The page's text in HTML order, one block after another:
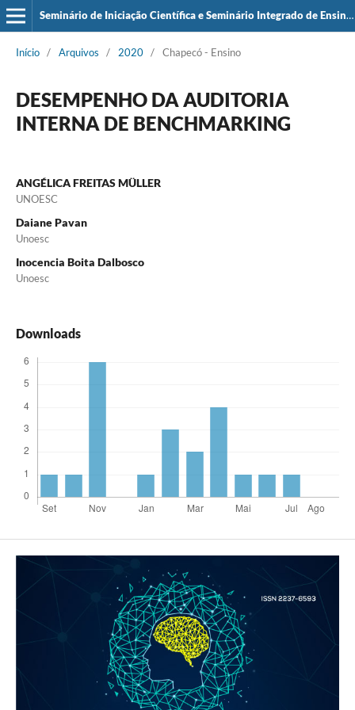
Seminário de Iniciação Científica e Seminário Integrado de Ensino, Pesquisa e Extensão (SIEPE)
Início / Arquivos / 2020 / Chapecó - Ensino
DESEMPENHO DA AUDITORIA
INTERNA DE BENCHMARKING
ANGÉLICA FREITAS MÜLLER
UNOESC
Daiane Pavan
Unoesc
Inocencia Boita Dalbosco
Unoesc
Downloads